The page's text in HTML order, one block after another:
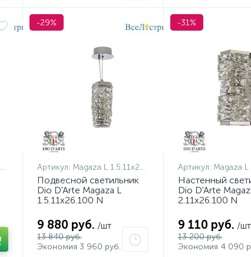
-29%
Артикул: Magaza L 1.5.11x26.100 N
Подвесной светильник
Dio D'Arte Magaza L
1.5.11x26.100 N
9 880 руб. /шт
13 840 руб.
Экономия 3 960 руб.
-31%
Артикул: Magaza L
Настенный
Dio D'Arte
2.11x26.100 N
9 110 руб. /шт
13 200 руб.
Экономия 4 090